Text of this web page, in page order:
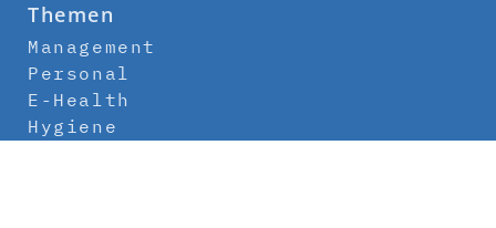
Themen
Management
Personal
E-Health
Hygiene